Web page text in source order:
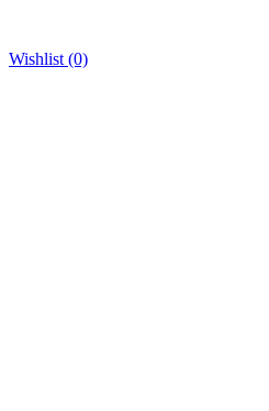
Wishlist (0)